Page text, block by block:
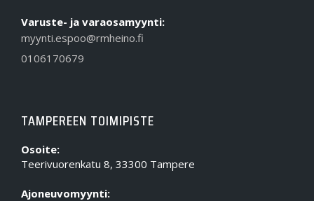
Varuste- ja varaosamyynti:
myynti.espoo@rmheino.fi
0106170679
TAMPEREEN TOIMIPISTE
Osoite:
Teerivuorenkatu 8, 33300 Tampere
Ajoneuvomyynti: